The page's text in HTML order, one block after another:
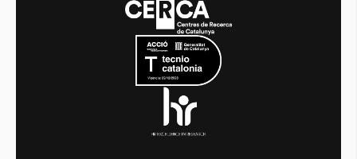
Equitat i diversitat